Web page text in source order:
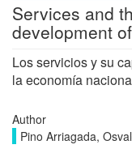
Services and
development
Los servicios y su
la economía
Author
Pino Arriagada,